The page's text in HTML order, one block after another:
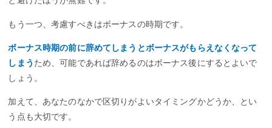
もう一つ、考慮すべきはボーナスの時期です。
ボーナス時期の前に辞めてしまうとボーナスがもらえなくなって
しまう ため、可能であれば辞めるのはボーナス後にするとよいで
しょう。
加えて、あなたのなかで区切りがよいタイミングかどうか、とい
う点も大切です。